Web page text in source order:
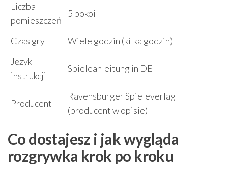
Liczba
pomieszczeń
5 pokoi
Czas gry
Wiele godzin (kilka godzin)
Język
instrukcji
Spieleanleitung in DE
Producent
Ravensburger Spieleverlag
(producent w opisie)
Co dostajesz i jak wygląda
rozgrywka krok po kroku